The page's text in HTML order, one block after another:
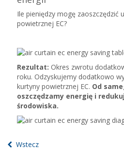
Ile pieniędzy mogę zaoszczędzić
powietrznej EC?
Rezultat: Okres zwrotu
roku. Odzyskujemy dodatkowo
kurtyny powietrznej EC. Od
oszczędzamy energię i
środowiska.
Wstecz